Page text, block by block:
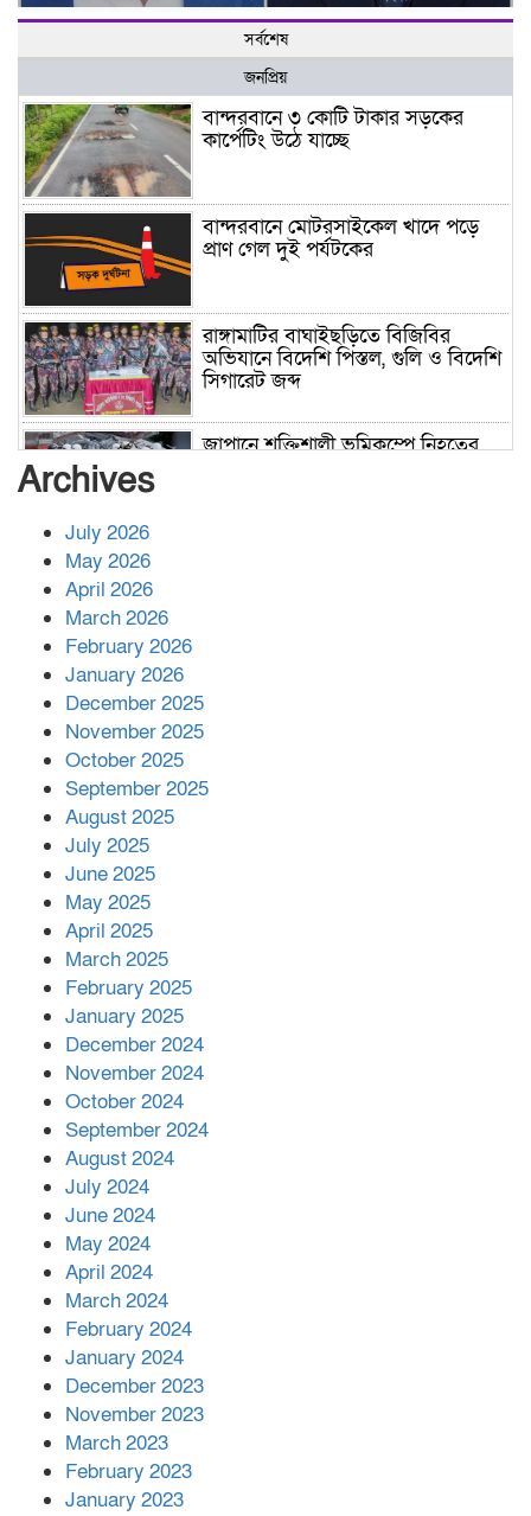
সর্বশেষ
জনপ্রিয়
বান্দরবানে ৩ কোটি টাকার সড়কের
কার্পেটিং উঠে যাচ্ছে
বান্দরবানে মোটরসাইকেল খাদে পড়ে
প্রাণ গেল দুই পর্যটকের
রাঙ্গামাটির বাঘাইছড়িতে বিজিবির
অভিযানে বিদেশি পিস্তল, গুলি ও বিদেশি
সিগারেট জব্দ
জাপানে শক্তিশালী ভূমিকম্পে নিহতের
পর ফোন তারেক রহমানের,গ্যাস সঙ্কট
সহায়তা দিলেন সাচিং প্রু জেরী
Archives
July 2026
May 2026
April 2026
March 2026
February 2026
January 2026
December 2025
November 2025
October 2025
September 2025
August 2025
July 2025
June 2025
May 2025
April 2025
March 2025
February 2025
January 2025
December 2024
November 2024
October 2024
September 2024
August 2024
July 2024
June 2024
May 2024
April 2024
March 2024
February 2024
January 2024
December 2023
November 2023
March 2023
February 2023
January 2023